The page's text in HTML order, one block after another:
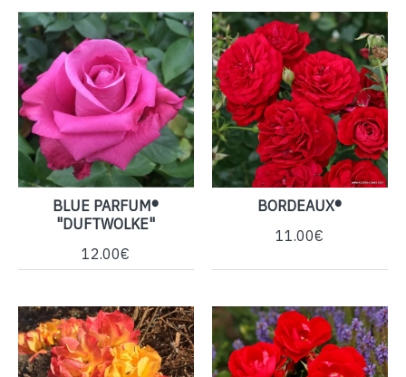
BLUE PARFUM®
"DUFTWOLKE"
12.00€
BORDEAUX®
11.00€